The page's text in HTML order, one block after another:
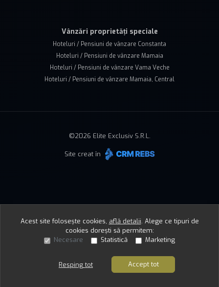
Sună acum Solicită vizionare
Vânzări proprietăți speciale
Hoteluri / Pensiuni de vânzare Constanta
Hoteluri / Pensiuni de vânzare Mamaia
Hoteluri / Pensiuni de vânzare Vama Veche
Hoteluri / Pensiuni de vânzare Mamaia, Central
©2026 Elite Exclusiv S.R.L.
Site creat în
Acest site folosește cookies, află detalii. Alege ce tipuri de
cookies dorești să permitem:
Necesare
Statistică Marketing
Resping tot Accept tot